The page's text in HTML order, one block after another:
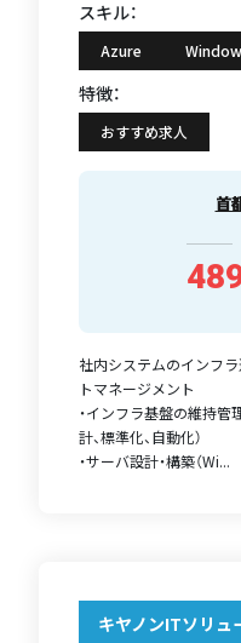
スキル：
Azure
特徴：
おすすめ求人
首
社内システムのインフラ
トマネージメント
・インフラ基盤の維持管
計、標準化、自動化）
・サーバ設計・構築（Wi...
キヤノンITソリュ